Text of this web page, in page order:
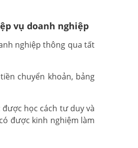
vụ doanh nghiệp
nghiệp thông qua tất
chuyển khoản, bảng
học cách tư duy và
được kinh nghiệm làm